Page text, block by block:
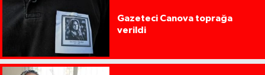
Gazeteci Canova toprağa
verildi